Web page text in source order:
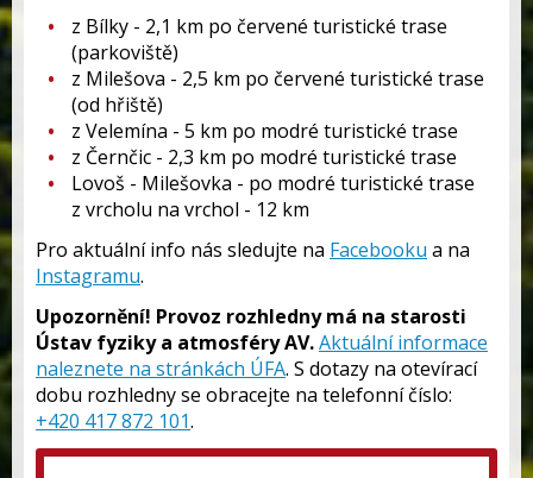
z Bílky - 2,1 km po červené turistické trase
(parkoviště)
z Milešova - 2,5 km po červené turistické trase
(od hřiště)
z Velemína - 5 km po modré turistické trase
z Černčic - 2,3 km po modré turistické trase
Lovoš - Milešovka - po modré turistické trase
z vrcholu na vrchol - 12 km
Pro aktuální info nás sledujte na Facebooku a na
Instagramu.
Upozornění! Provoz rozhledny má na starosti
Ústav fyziky a atmosféry AV.Aktuální informace
naleznete na stránkách ÚFA. S dotazy na otevírací
dobu rozhledny se obracejte na telefonní číslo:
+420 417 872 101.